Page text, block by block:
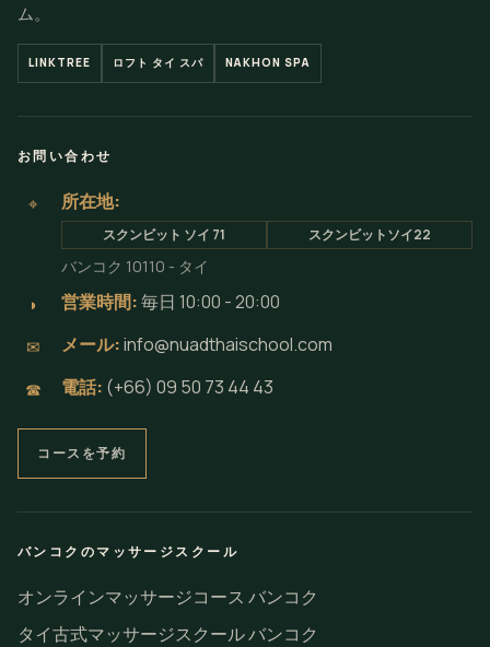
ム。
LINKTREE ロフト タイ スパ NAKHON SPA
お問い合わせ
⌖ 所在地:
スクンビット ソイ 71 スクンビットソイ22
バンコク 10110 - タイ
◗ 営業時間:毎日 10:00 - 20:00
✉ メール:info@nuadthaischool.com
☎ 電話: (+66) 09 50 73 44 43
コースを予約
バンコクのマッサージスクール
オンラインマッサージコース バンコク
タイ古式マッサージスクール バンコク